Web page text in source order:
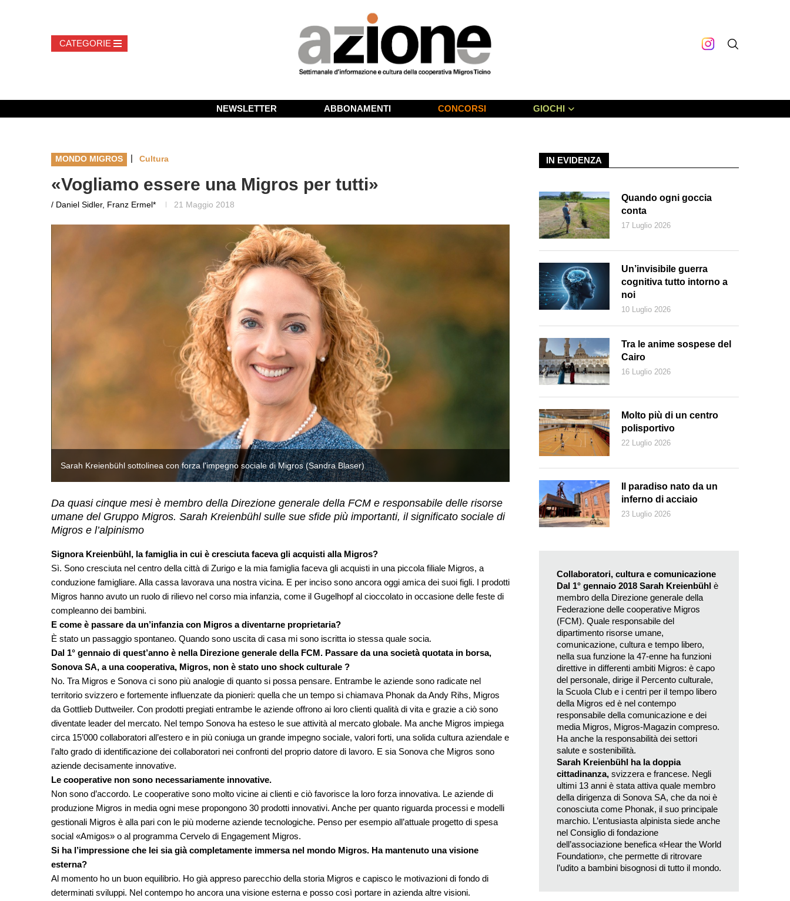
NEWSLETTER ABBONAMENTI CONCORSI GIOCHI
MONDO MIGROS | Cultura
«Vogliamo essere una Migros per tutti»
/ Daniel Sidler, Franz Ermel* 21 Maggio 2018
Sarah Kreienbühl sottolinea con forza l'impegno sociale di Migros (Sandra Blaser) Sarah Kreienbühl sottolinea con forza l'impegno sociale di Migros
Da quasi cinque mesi è membro della Direzione generale della FCM e responsabile delle risorse
umane del Gruppo Migros. Sarah Kreienbühl sulle sue sfide più importanti, il significato sociale di
Migros e l’alpinismo
Signora Kreienbühl, la famiglia in cui è cresciuta faceva gli acquisti alla Migros?
Sì. Sono cresciuta nel centro della città di Zurigo e la mia famiglia faceva gli acquisti in una piccola filiale Migros, a
conduzione famigliare. Alla cassa lavorava una nostra vicina. E per inciso sono ancora oggi amica dei suoi figli. I prodotti
Migros hanno avuto un ruolo di rilievo nel corso mia infanzia, come il Gugelhopf al cioccolato in occasione delle feste di
compleanno dei bambini.
E come è passare da un’infanzia con Migros a diventarne proprietaria?
È stato un passaggio spontaneo. Quando sono uscita di casa mi sono iscritta io stessa quale socia.
Dal 1° gennaio di quest’anno è nella Direzione generale della FCM. Passare da una società quotata in borsa,
Sonova SA, a una cooperativa, Migros, non è stato uno shock culturale ?
No. Tra Migros e Sonova ci sono più analogie di quanto si possa pensare. Entrambe le aziende sono radicate nel
territorio svizzero e fortemente influenzate da pionieri: quella che un tempo si chiamava Phonak da Andy Rihs, Migros
da Gottlieb Duttweiler. Con prodotti pregiati entrambe le aziende offrono ai loro clienti qualità di vita e grazie a ciò sono
diventate leader del mercato. Nel tempo Sonova ha esteso le sue attività al mercato globale. Ma anche Migros impiega
circa 15’000 collaboratori all’estero e in più coniuga un grande impegno sociale, valori forti, una solida cultura aziendale e
l’alto grado di identificazione dei collaboratori nei confronti del proprio datore di lavoro. E sia Sonova che Migros sono
aziende decisamente innovative.
Le cooperative non sono necessariamente innovative.
Non sono d’accordo. Le cooperative sono molto vicine ai clienti e ciò favorisce la loro forza innovativa. Le aziende di
produzione Migros in media ogni mese propongono 30 prodotti innovativi. Anche per quanto riguarda processi e modelli
gestionali Migros è alla pari con le più moderne aziende tecnologiche. Penso per esempio all’attuale progetto di spesa
social «Amigos» o al programma Cervelo di Engagement Migros.
Si ha l’impressione che lei sia già completamente immersa nel mondo Migros. Ha mantenuto una visione
esterna?
Al momento ho un buon equilibrio. Ho già appreso parecchio della storia Migros e capisco le motivazioni di fondo di
determinati sviluppi. Nel contempo ho ancora una visione esterna e posso così portare in azienda altre visioni.
IN EVIDENZA
Quando ogni goccia
conta
17 Luglio 2026
Un’invisibile guerra
cognitiva tutto intorno a
noi
10 Luglio 2026
Tra le anime sospese del
Cairo
16 Luglio 2026
Molto più di un centro
polisportivo
22 Luglio 2026
Il paradiso nato da un
inferno di acciaio
23 Luglio 2026
Collaboratori, cultura e comunicazione
Dal 1° gennaio 2018 Sarah Kreienbühl è
membro della Direzione generale della
Federazione delle cooperative Migros
(FCM). Quale responsabile del
dipartimento risorse umane,
comunicazione, cultura e tempo libero,
nella sua funzione la 47-enne ha funzioni
direttive in differenti ambiti Migros: è capo
del personale, dirige il Percento culturale,
la Scuola Club e i centri per il tempo libero
della Migros ed è nel contempo
responsabile della comunicazione e dei
media Migros, Migros-Magazin compreso.
Ha anche la responsabilità dei settori
salute e sostenibilità.
Sarah Kreienbühl ha la doppia
cittadinanza, svizzera e francese. Negli
ultimi 13 anni è stata attiva quale membro
della dirigenza di Sonova SA, che da noi è
conosciuta come Phonak, il suo principale
marchio. L’entusiasta alpinista siede anche
nel Consiglio di fondazione
dell’associazione benefica «Hear the World
Foundation», che permette di ritrovare
l’udito a bambini bisognosi di tutto il mondo.